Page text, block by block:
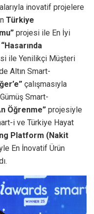
inovatif projelere
Türkiye
projesi ile En İyi
“Hasarında
ile Yenilikçi Müşteri
Altın Smart-
çalışmasıyla
Smart-
Öğrenme” projesiyle
i ve Türkiye Hayat
Platform (Nakit
En İnovatif Ürün